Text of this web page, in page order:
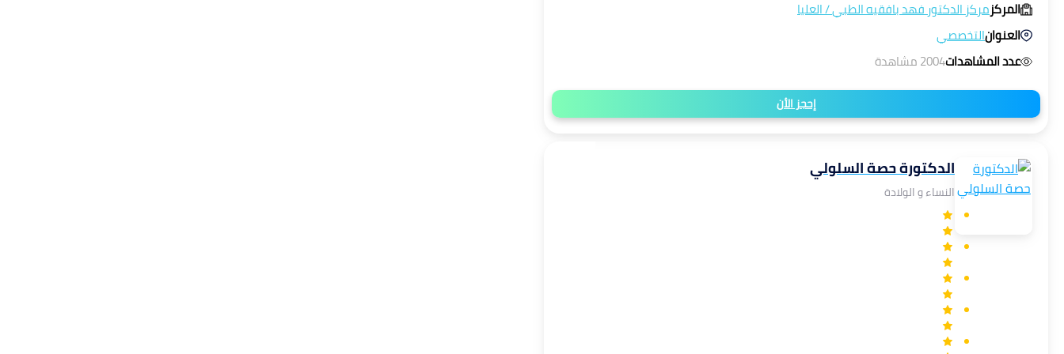
المركزمركز الدكتور فهد بافقيه الطبي/العليا
العنوانالتخصصي
عدد المشاهدات2004 مشاهدة
إحجز الأن
الدكتورة حصة السلولي
النساء و الولادة